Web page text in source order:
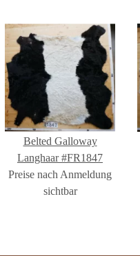
Belted Galloway
Langhaar #FR1847
Preise nach Anmeldung
sichtbar